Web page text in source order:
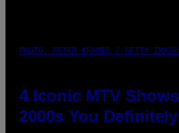
PHOTO: PETER KRAMER / GETTY
4 Iconic MTV
2000s You